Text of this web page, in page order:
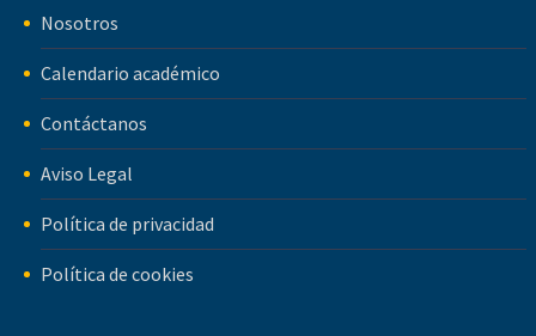
Nosotros
Calendario académico
Contáctanos
Aviso Legal
Política de privacidad
Política de cookies